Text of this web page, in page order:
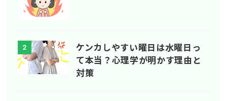
2
ケンカしやすい曜日は水曜日っ
て本当？心理学が明かす理由と
対策